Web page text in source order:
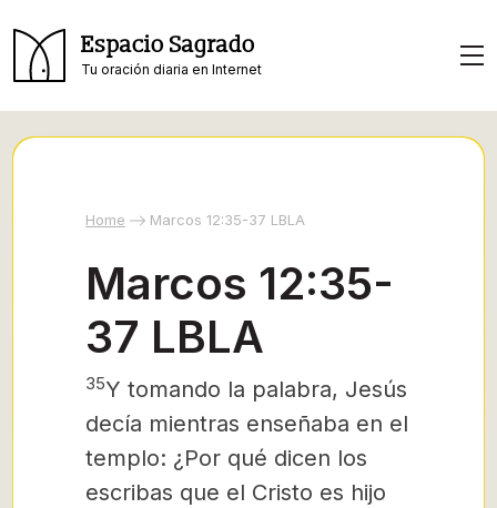
Espacio Sagrado
Tu oración diaria en Internet
Home Marcos 12:35-37 LBLA
Marcos 12:35-
37 LBLA
35Y tomando la palabra, Jesús
decía mientras enseñaba en el
templo: ¿Por qué dicen los
escribas que el Cristo es hijo